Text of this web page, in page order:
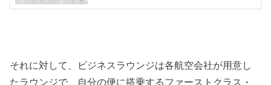
それに対して、ビジネスラウンジは各航空会社が用意し
たラウンジで、自分の便に搭乗するファーストクラス・